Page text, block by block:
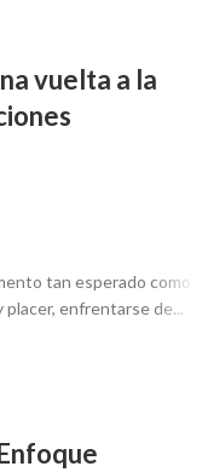
vuelta a la
tan esperado como
enfrentarse de...